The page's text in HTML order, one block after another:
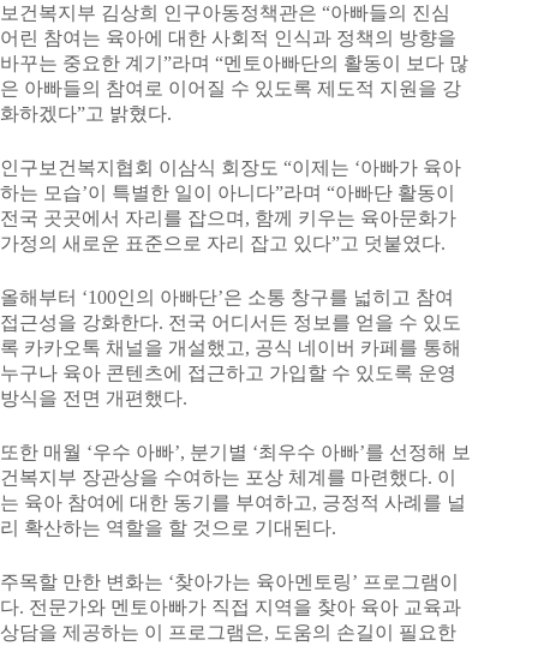
보건복지부 김상희 인구아동정책관은 “아빠들의 진심
어린 참여는 육아에 대한 사회적 인식과 정책의 방향을
바꾸는 중요한 계기”라며 “멘토아빠단의 활동이 보다 많
은 아빠들의 참여로 이어질 수 있도록 제도적 지원을 강
화하겠다”고 밝혔다.
인구보건복지협회 이삼식 회장도 “이제는 ‘아빠가 육아
하는 모습’이 특별한 일이 아니다”라며 “아빠단 활동이
전국 곳곳에서 자리를 잡으며, 함께 키우는 육아문화가
가정의 새로운 표준으로 자리 잡고 있다”고 덧붙였다.
올해부터 ‘100인의 아빠단’은 소통 창구를 넓히고 참여
접근성을 강화한다. 전국 어디서든 정보를 얻을 수 있도
록 카카오톡 채널을 개설했고, 공식 네이버 카페를 통해
누구나 육아 콘텐츠에 접근하고 가입할 수 있도록 운영
방식을 전면 개편했다.
또한 매월 ‘우수 아빠’, 분기별 ‘최우수 아빠’를 선정해 보
건복지부 장관상을 수여하는 포상 체계를 마련했다. 이
는 육아 참여에 대한 동기를 부여하고, 긍정적 사례를 널
리 확산하는 역할을 할 것으로 기대된다.
주목할 만한 변화는 ‘찾아가는 육아멘토링’ 프로그램이
다. 전문가와 멘토아빠가 직접 지역을 찾아 육아 교육과
상담을 제공하는 이 프로그램은, 도움의 손길이 필요한